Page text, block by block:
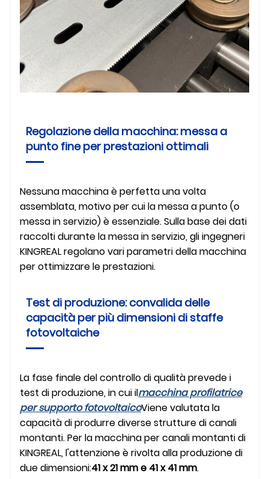
Regolazione della macchina: messa a
punto fine per prestazioni ottimali
Nessuna macchina è perfetta una volta
assemblata, motivo per cui la messa a punto (o
messa in servizio) è essenziale. Sulla base dei dati
raccolti durante la messa in servizio, gli ingegneri
KINGREAL regolano vari parametri della macchina
per ottimizzare le prestazioni.
Test di produzione: convalida delle
capacità per più dimensioni di staffe
fotovoltaiche
La fase finale del controllo di qualità prevede i
test di produzione, in cui ilmacchina profilatrice
per supporto fotovoltaicoViene valutata la
capacità di produrre diverse strutture di canali
montanti. Per la macchina per canali montanti di
KINGREAL, l'attenzione è rivolta alla produzione di
due dimensioni:41 x 21 mm e 41 x 41 mm.